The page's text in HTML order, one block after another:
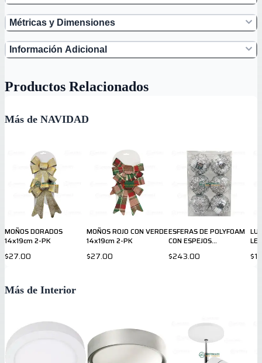
Métricas y Dimensiones
Información Adicional
Productos Relacionados
Más de NAVIDAD
MOÑOS DORADOS
14x19cm 2-PK
$27.00
MOÑOS ROJO CON VERDE
14x19cm 2-PK
$27.00
ESFERAS DE POLYFOAM
CON ESPEJOS
$243.00
Más de Interior